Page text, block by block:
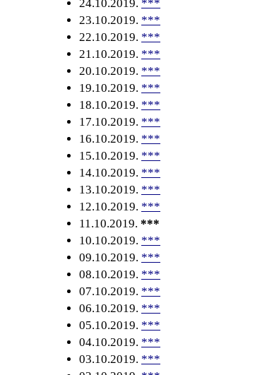
24.10.2019. ***
23.10.2019. ***
22.10.2019. ***
21.10.2019. ***
20.10.2019. ***
19.10.2019. ***
18.10.2019. ***
17.10.2019. ***
16.10.2019. ***
15.10.2019. ***
14.10.2019. ***
13.10.2019. ***
12.10.2019. ***
11.10.2019. ***
10.10.2019. ***
09.10.2019. ***
08.10.2019. ***
07.10.2019. ***
06.10.2019. ***
05.10.2019. ***
04.10.2019. ***
03.10.2019. ***